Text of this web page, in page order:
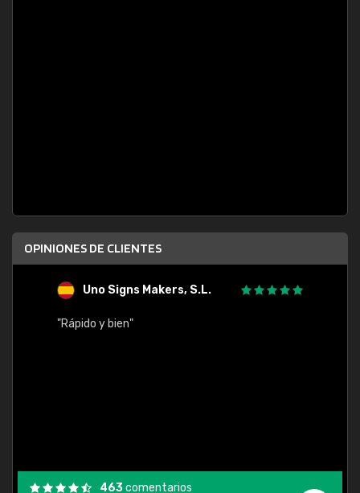
OPINIONES DE CLIENTES
Uno Signs Makers, S.L.
"Rápido y bien"
463comentarios